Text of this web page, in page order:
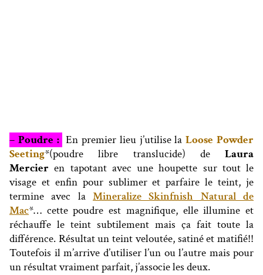
– Poudre : En premier lieu j’utiliselaLoose Powder
Seeting*(poudre libre translucide) de Laura
Mercier en tapotant avec une houpette sur tout le
visage et enfin pour sublimer et parfaire le teint, je
termine avec laMineralize Skinfnish Natural de
Mac*… cette poudre est magnifique, elle illumine et
réchauffe le teint subtilement mais ça fait toute la
différence. Résultat un teint veloutée, satiné et matifié!!
Toutefois il m’arrive d’utiliser l’un ou l’autre mais pour
un résultat vraiment parfait, j’associe les deux.